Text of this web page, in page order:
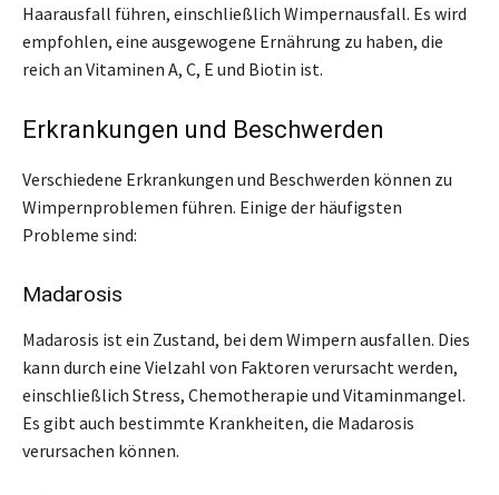
Haarausfall führen, einschließlich Wimpernausfall. Es wird
empfohlen, eine ausgewogene Ernährung zu haben, die
reich an Vitaminen A, C, E und Biotin ist.
Erkrankungen und Beschwerden
Verschiedene Erkrankungen und Beschwerden können zu
Wimpernproblemen führen. Einige der häufigsten
Probleme sind:
Madarosis
Madarosis ist ein Zustand, bei dem Wimpern ausfallen. Dies
kann durch eine Vielzahl von Faktoren verursacht werden,
einschließlich Stress, Chemotherapie und Vitaminmangel.
Es gibt auch bestimmte Krankheiten, die Madarosis
verursachen können.